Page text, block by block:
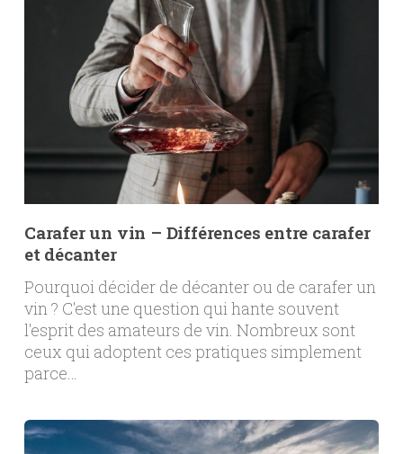
Carafer un vin – Différences entre carafer
et décanter
Pourquoi décider de décanter ou de carafer un
vin ? C'est une question qui hante souvent
l'esprit des amateurs de vin. Nombreux sont
ceux qui adoptent ces pratiques simplement
parce…